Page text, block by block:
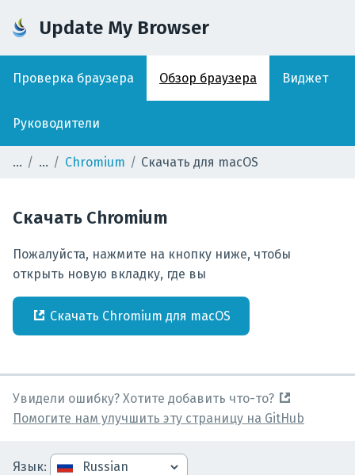
Update My Browser
Проверка браузера Обзор браузера Виджет
Руководители
Chromium Скачать для macOS
Скачать Chromium
Пожалуйста, нажмите на кнопку ниже, чтобы
открыть новую вкладку, где вы
Скачать Chromium для macOS
Увидели ошибку? Хотите добавить что-то?
Помогите нам улучшить эту страницу на GitHub
Язык: